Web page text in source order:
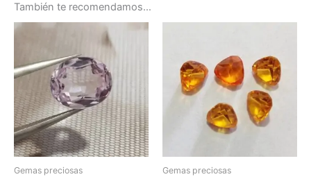
También te recomendamos…
Gemas preciosas Gemas preciosas